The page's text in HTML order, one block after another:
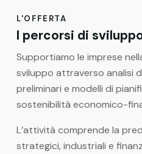
L'OFFERTA
I percorsi di
Supportiamo le imprese
sviluppo attraverso analisi
preliminari e modelli di
sostenibilità economico-
L’attività comprende la
strategici, industriali e